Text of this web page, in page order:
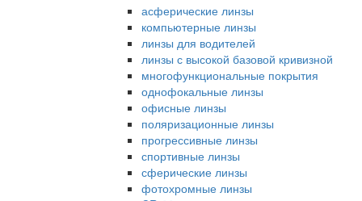
асферические линзы
компьютерные линзы
линзы для водителей
линзы с высокой базовой кривизной
многофункциональные покрытия
однофокальные линзы
офисные линзы
поляризационные линзы
прогрессивные линзы
спортивные линзы
сферические линзы
фотохромные линзы